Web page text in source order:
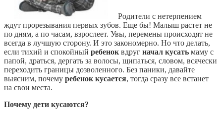
Родители с нетерпением
ждут прорезывания первых зубов. Еще бы! Малыш растет не
по дням, а по часам, взрослеет. Увы, перемены происходят не
всегда в лучшую сторону. И это закономерно. Но что делать,
если тихий и спокойный ребенок вдруг начал кусать маму с
папой, драться, дергать за волосы, щипаться, словом, всячески
переходить границы дозволенного. Без паники, давайте
выясним, почему ребенок кусается, тогда сразу все встанет
на свои места.
Почему дети кусаются?